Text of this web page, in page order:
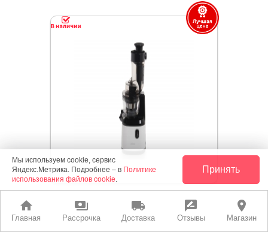
home
Главная
payments
Рассрочка
local_shipping
Доставка
rate_review
Отзывы
place
Магазин
Соковыжималка LERAN SJ 208 BT
Мы используем cookie, сервис
Яндекс.Метрика. Подробнее – в Политике
использования файлов cookie.
Принять